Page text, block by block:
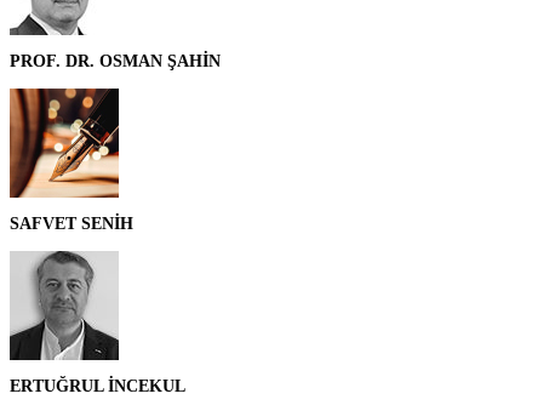
PROF. DR. OSMAN ŞAHİN
SAFVET SENİH
ERTUĞRUL İNCEKUL